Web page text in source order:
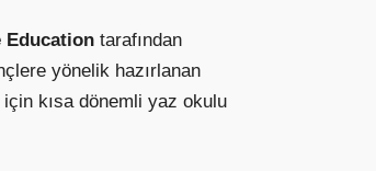
Education tarafından
yönelik hazırlanan
kısa dönemli yaz okulu